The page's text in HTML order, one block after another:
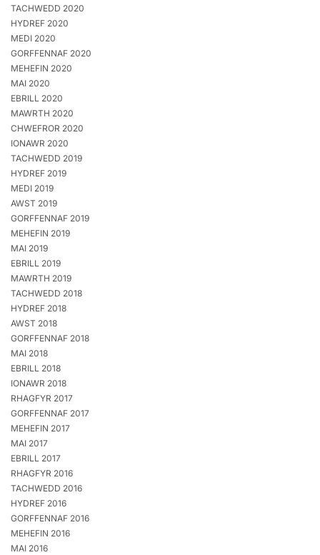
TACHWEDD 2020
HYDREF 2020
MEDI 2020
GORFFENNAF 2020
MEHEFIN 2020
MAI 2020
EBRILL 2020
MAWRTH 2020
CHWEFROR 2020
IONAWR 2020
TACHWEDD 2019
HYDREF 2019
MEDI 2019
AWST 2019
GORFFENNAF 2019
MEHEFIN 2019
MAI 2019
EBRILL 2019
MAWRTH 2019
TACHWEDD 2018
HYDREF 2018
AWST 2018
GORFFENNAF 2018
MAI 2018
EBRILL 2018
IONAWR 2018
RHAGFYR 2017
GORFFENNAF 2017
MEHEFIN 2017
MAI 2017
EBRILL 2017
RHAGFYR 2016
TACHWEDD 2016
HYDREF 2016
GORFFENNAF 2016
MEHEFIN 2016
MAI 2016